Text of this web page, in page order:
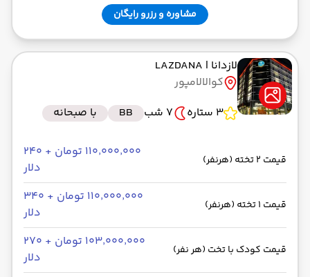
مشاوره و رزرو رایگان
لازدانا | LAZDANA
کوالالامپور
3 ستاره
7 شب BB با صبحانه
قیمت 2 تخته (هرنفر)
۱۱۰٬۰۰۰٬۰۰۰ تومان + ۲۴۰
دلار
قیمت 1 تخته (هرنفر)
۱۱۰٬۰۰۰٬۰۰۰ تومان + ۳۴۰
دلار
قیمت کودک با تخت (هر نفر)
۱۰۳٬۰۰۰٬۰۰۰ تومان + ۲۷۰
دلار